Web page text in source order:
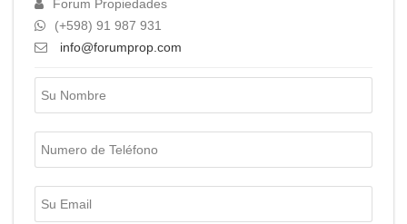
Forum Propiedades
(+598) 91 987 931
info@forumprop.com